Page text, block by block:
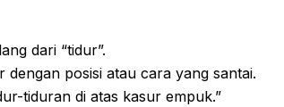
dari “tidur”.
posisi atau cara yang santai.
tiduran di atas kasur empuk.”